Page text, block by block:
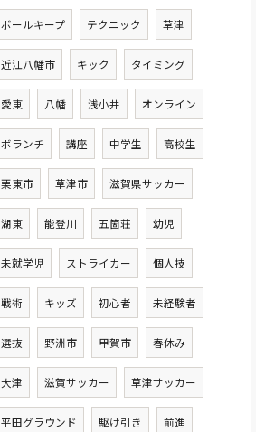
ボールキープ テクニック 草津
近江八幡市 キック タイミング
愛東 八幡 浅小井 オンライン
ボランチ 講座 中学生 高校生
栗東市 草津市 滋賀県サッカー
湖東 能登川 五箇荘 幼児
未就学児 ストライカー 個人技
戦術 キッズ 初心者 未経験者
選抜 野洲市 甲賀市 春休み
大津 滋賀サッカー 草津サッカー
平田グラウンド 駆け引き 前進